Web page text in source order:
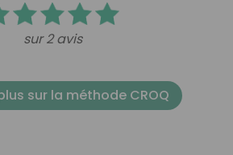
sur 2 avis
sur la méthode CROQ